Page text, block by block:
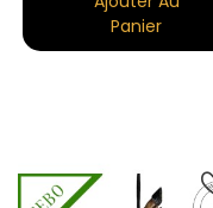
Panier